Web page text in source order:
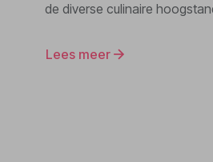
de diverse culinaire
die op zoek zijn naar een
Lees meer